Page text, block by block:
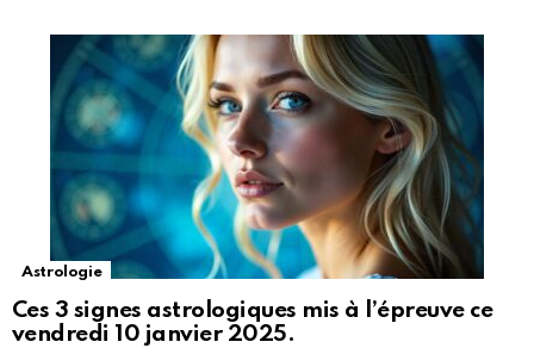
Astrologie
Ces 3 signes astrologiques mis à l’épreuve ce
vendredi 10 janvier 2025.